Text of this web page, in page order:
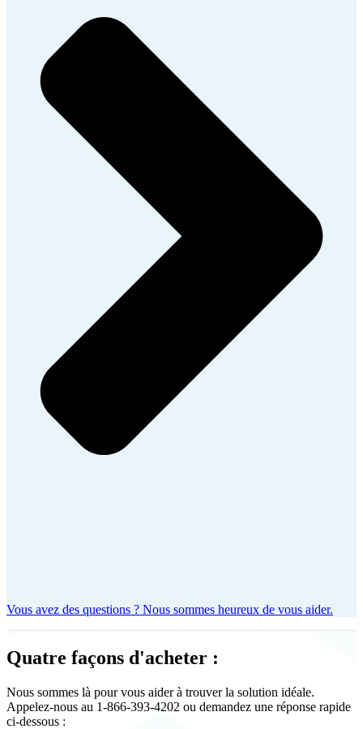
Vous avez des questions ? Nous sommes heureux de vous aider.
Quatre façons d'acheter :
Nous sommes là pour vous aider à trouver la solution idéale.
Appelez-nous au 1-866-393-4202 ou demandez une réponse rapide
ci-dessous :